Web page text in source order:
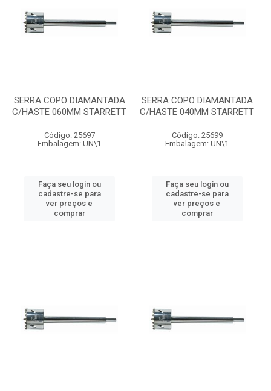
SERRA COPO DIAMANTADA
C/HASTE 060MM STARRETT
Código: 25697
Embalagem: UN\1
Faça seu login ou
cadastre-se para
ver preços e
comprar
SERRA COPO DIAMANTADA
C/HASTE 040MM STARRETT
Código: 25699
Embalagem: UN\1
Faça seu login ou
cadastre-se para
ver preços e
comprar